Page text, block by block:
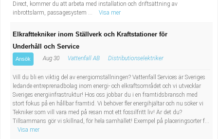
Direct, kommer du att arbeta med installation och driftsättning av
inbrottslarm, passagesystem ...
Visa mer
Elkrafttekniker inom Ställverk och Kraftstationer för
Underhåll och Service
Ansök Aug 30 Vattenfall AB Distributionselektriker
Vill du bli en viktig del av energiomställningen? Vattenfall Services är Sveriges
ledande entreprenadbolag inom energi- och elkraftsområdet och vi utvecklar
Sveriges energiinfrastruktur! Hos oss jobbar du i en framtidsbransch med
stort fokus på en hållbar framtid. Vi behöver fler energihjältar och nu söker vi
Tekniker som vill vara med på resan mot ett fossilfritt liv! Är det du?
Tillsammans gör vi skillnad, för hela samhället! Exempel på placeringsorter f...
Visa mer